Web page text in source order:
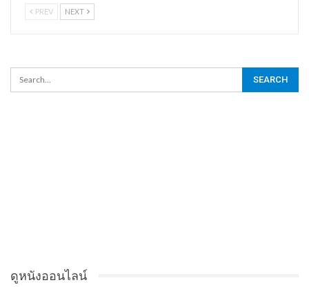
PREV NEXT
ดูหนังออนไลน์